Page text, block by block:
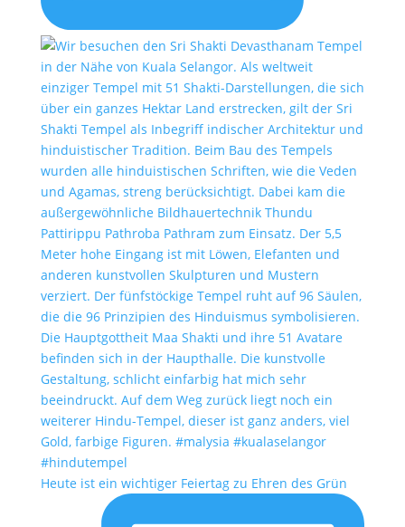
Heute ist ein wichtiger Feiertag zu Ehren des Grün